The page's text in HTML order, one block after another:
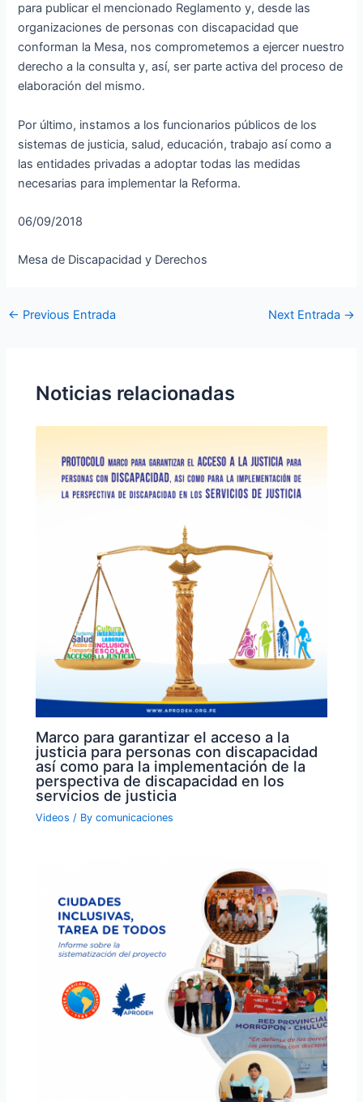
para publicar el mencionado Reglamento y, desde las
organizaciones de personas con discapacidad que
conforman la Mesa, nos comprometemos a ejercer nuestro
derecho a la consulta y, así, ser parte activa del proceso de
elaboración del mismo.
Por último, instamos a los funcionarios públicos de los
sistemas de justicia, salud, educación, trabajo así como a
las entidades privadas a adoptar todas las medidas
necesarias para implementar la Reforma.
06/09/2018
Mesa de Discapacidad y Derechos
← Previous Entrada Next Entrada →
Noticias relacionadas
Marco para garantizar el acceso a la
justicia para personas con discapacidad
así como para la implementación de la
perspectiva de discapacidad en los
servicios de justicia
Videos / Bycomunicaciones